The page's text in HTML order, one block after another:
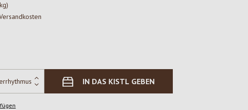
IN DAS KISTL GEBEN